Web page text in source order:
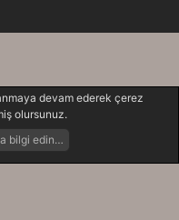
Giriş Yap
devam ederek çerez
olursunuz.
bilgi edin…